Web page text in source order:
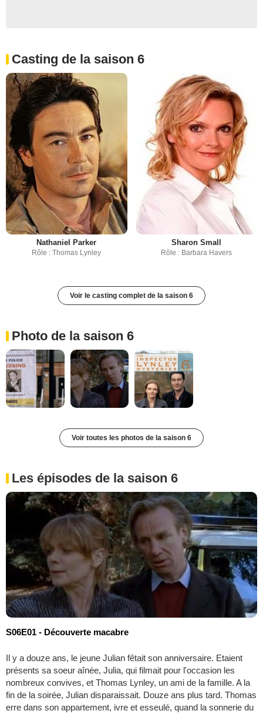
Casting de la saison 6
Nathaniel Parker
Rôle : Thomas Lynley
Sharon Small
Rôle : Barbara Havers
Voir le casting complet de la saison 6
Photo de la saison 6
Voir toutes les photos de la saison 6
Les épisodes de la saison 6
S06E01 - Découverte macabre
Il y a douze ans, le jeune Julian fêtait son anniversaire. Etaient
présents sa soeur aînée, Julia, qui filmait pour l'occasion les
nombreux convives, et Thomas Lynley, un ami de la famille. A la
fin de la soirée, Julian disparaissait. Douze ans plus tard. Thomas
erre dans son appartement, ivre et esseulé, quand la sonnerie du